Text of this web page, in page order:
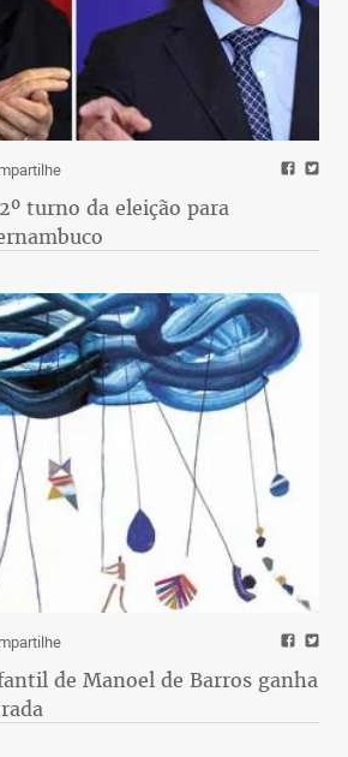
turno da eleição para
de Manoel de Barros ganha